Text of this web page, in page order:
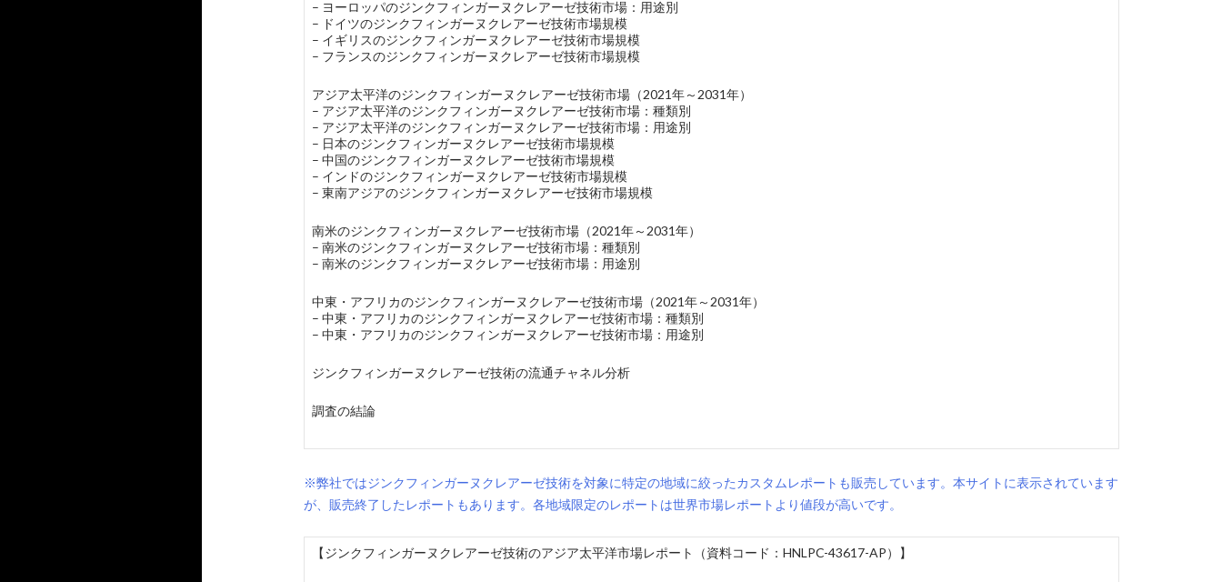
– ヨーロッパのジンクフィンガーヌクレアーゼ技術市場：用途別
– ドイツのジンクフィンガーヌクレアーゼ技術市場規模
– イギリスのジンクフィンガーヌクレアーゼ技術市場規模
– フランスのジンクフィンガーヌクレアーゼ技術市場規模
アジア太平洋のジンクフィンガーヌクレアーゼ技術市場（2021年～2031年）
– アジア太平洋のジンクフィンガーヌクレアーゼ技術市場：種類別
– アジア太平洋のジンクフィンガーヌクレアーゼ技術市場：用途別
– 日本のジンクフィンガーヌクレアーゼ技術市場規模
– 中国のジンクフィンガーヌクレアーゼ技術市場規模
– インドのジンクフィンガーヌクレアーゼ技術市場規模
– 東南アジアのジンクフィンガーヌクレアーゼ技術市場規模
南米のジンクフィンガーヌクレアーゼ技術市場（2021年～2031年）
– 南米のジンクフィンガーヌクレアーゼ技術市場：種類別
– 南米のジンクフィンガーヌクレアーゼ技術市場：用途別
中東・アフリカのジンクフィンガーヌクレアーゼ技術市場（2021年～2031年）
– 中東・アフリカのジンクフィンガーヌクレアーゼ技術市場：種類別
– 中東・アフリカのジンクフィンガーヌクレアーゼ技術市場：用途別
ジンクフィンガーヌクレアーゼ技術の流通チャネル分析
調査の結論
※弊社ではジンクフィンガーヌクレアーゼ技術を対象に特定の地域に絞ったカスタムレポートも販売しています。本サイトに表示されています
が、販売終了したレポートもあります。各地域限定のレポートは世界市場レポートより値段が高いです。
【ジンクフィンガーヌクレアーゼ技術のアジア太平洋市場レポート（資料コード：HNLPC-43617-AP）】